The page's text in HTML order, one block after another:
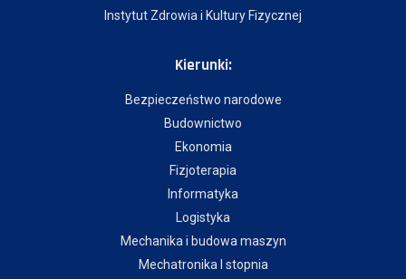
Instytut Zdrowia i Kultury Fizycznej
Kierunki:
Bezpieczeństwo narodowe
Budownictwo
Ekonomia
Fizjoterapia
Informatyka
Logistyka
Mechanika i budowa maszyn
Mechatronika I stopnia